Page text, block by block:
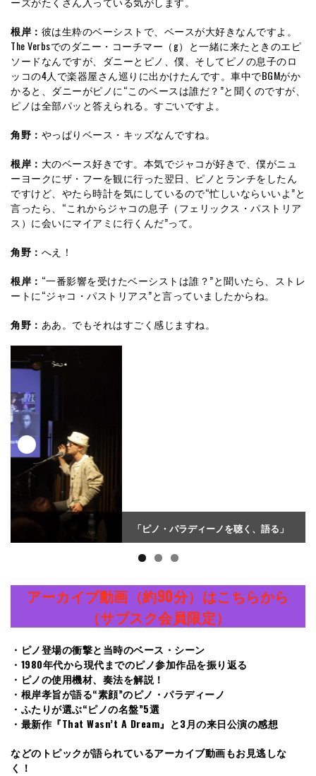
根岸： 彼は生粋のベーシストで、ベースが大好きなんですよ。
The Verbsでのダニー・コーチマー（g）と一緒に来たときのエピ
ソードなんですが、ダニーとピノ、僕、そしてピノの息子のロ
ッコの4人で楽器屋さん巡りに出かけたんです。車中でBGMがか
かると、ダニーがピノに“このベースは誰だ？”と聞くのですが、
ピノは全部パッと答えられる。すごいですよ。
角野： やっぱりベース・キッズなんですね。
根岸： 大のベース好きです。本気でジャコが好きで、僕がニュ
ーヨークにザ・フーを観に行った翌日、ピノとランチをしたん
ですけど、やたら時計を気にしているので“忙しいならいいよ”と
言ったら、“これからジャコの息子（フェリックス・パストリア
ス）に会いにマイアミに行くんだ”って。
角野： へえ！
根岸： “一番影響を受けたベーシストは誰？”と聞いたら、ストレ
ートに“ジャコ・パストリアス”と言っていましたからね。
角野： ああ。でもそれはすごく感じますね。
「ピノ・パラディーノを聴く、語る」
アーカイブ動画（約90分）はこちらから
（サブスク会員限定）
・ピノ登場の衝撃と当時のベース・シーン
・1980年代から現代までのピノ参加作品を振り返る
・ピノの使用機材、奏法を解説！
・根岸孝旨が語る“素顔”のピノ・パラディーノ
・ふたりが選ぶ“ピノの名盤”5選
・最新作『That Wasn’t A Dream』と3月の来日公演の感想
などのトピックが語られているアーカイブ動画もお見逃しな
く！